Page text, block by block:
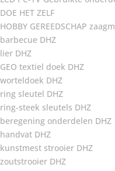
DOE HET ZELF
HOBBY GEREEDSCHAP
barbecue DHZ
lier DHZ
GEO textiel doek DHZ
worteldoek DHZ
ring sleutel DHZ
ring-steek sleutels DHZ
beregening onderdelen DHZ
handvat DHZ
kunstmest strooier DHZ
zoutstrooier DHZ